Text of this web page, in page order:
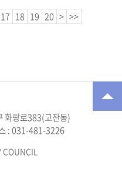
17 18 19 20 > >>
화랑로383(고잔동)
: 031-481-3226
COUNCIL